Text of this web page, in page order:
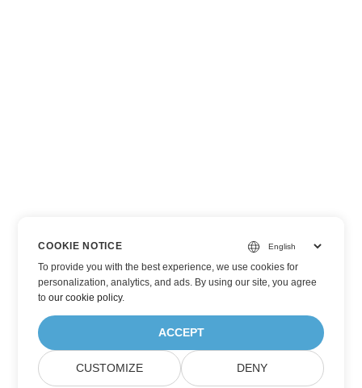
COOKIE NOTICE
To provide you with the best experience, we use cookies for
personalization, analytics, and ads. By using our site, you agree
toour cookie policy.
ACCEPT
CUSTOMIZE DENY